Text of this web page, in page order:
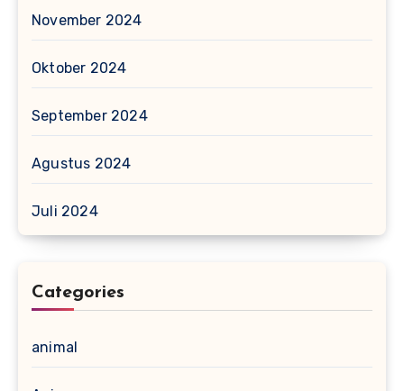
November 2024
Oktober 2024
September 2024
Agustus 2024
Juli 2024
Categories
animal